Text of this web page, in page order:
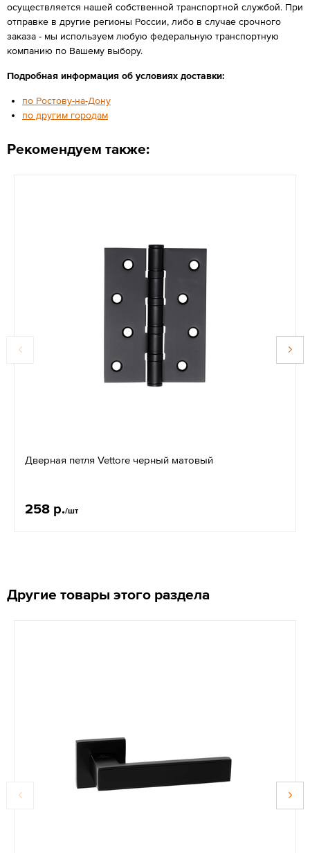
осуществляется нашей собственной транспортной службой. При
отправке в другие регионы России, либо в случае срочного
заказа - мы используем любую федеральную транспортную
компанию по Вашему выбору.
Подробная информация об условиях доставки:
по Ростову-на-Дону
по другим городам
Рекомендуем также:
Дверная петля Vettore черный матовый
258 р./шт
Другие товары этого раздела